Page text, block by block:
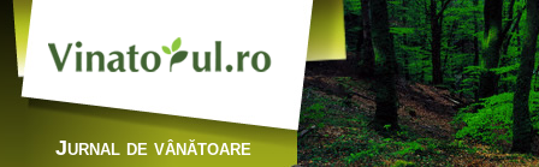
Jurnal de vânătoare